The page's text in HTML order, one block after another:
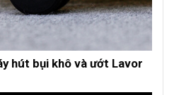
hút bụi khô và ướt Lavor